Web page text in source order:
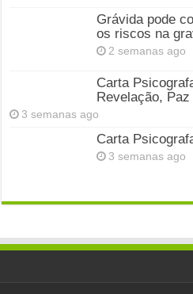
Grávida pode
os riscos na
2 semanas ago
Carta
Revelação,
3 semanas ago
Carta
3 semanas ago